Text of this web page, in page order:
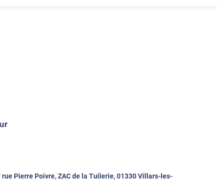
rue Pierre Poivre, ZAC de la Tuilerie, 01330 Villars-les-